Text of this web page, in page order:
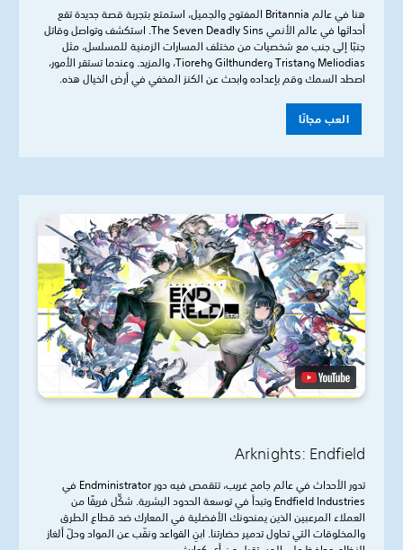
هنا في عالم Britannia المفتوح والجميل، استمتع بتجربة قصة جديدة تقع
أحداثها في عالم الأنمي The Seven Deadly Sins. استكشف وتواصل وقاتل
جنبًا إلى جنب مع شخصيات من مختلف المسارات الزمنية للمسلسل، مثل
Meliodias وTristan وGilthunder وTioreh، والمزيد. وعندما تستقر الأمور،
اصطد السمك وقم بإعداده وابحث عن الكنز المخفي في أرض الخيال هذه.
العب مجانًا
Arknights: Endfield
تدور الأحداث في عالم جامح غريب، تتقمص فيه دور Endministrator في
Endfield Industries وتبدأ في توسعة الحدود البشرية. شكِّل فريقًا من
العملاء المرعبين الذين يمنحونك الأفضلية في المعارك ضد قطاع الطرق
والمخلوقات التي تحاول تدمير حضارتنا. ابنِ القواعد ونقّب عن المواد وحلّ ألغاز